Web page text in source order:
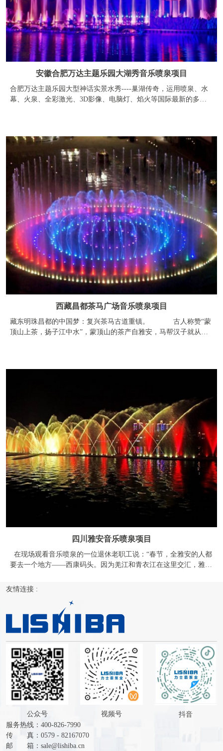
安徽合肥万达主题乐园大湖秀音乐喷泉项目
合肥万达主题乐园大型神话实景水秀----巢湖传奇，运用喷泉、水
幕、火泉、全彩激光、3D影像、电脑灯、焰火等国际最新的多媒
体艺术和技术成果，为游客打造电光流影的世界级视听盛宴。
西藏昌都茶马广场音乐喷泉项目
藏东明珠昌都的中国梦：复兴茶马古道重镇。 古人称赞“蒙
顶山上茶，扬子江中水”，蒙顶山的茶产自雅安，马帮汉子就从这
里出发：过康
四川雅安音乐喷泉项目
在现场观看音乐喷泉的一位退休老职工说：“春节，全雅安的人都
要去一个地方——西康码头。因为羌江和青衣江在这里交汇，雅安
大桥和汉白玉大桥遥相应，更重要的是开阔的水面上有随音乐舞动
的喷泉。每晚七点半，前来观看的人群挤满了码头。音乐让
公众号 视频号
抖音
服务热线：400-826-7990
传 真：0579 - 82167070
邮 箱：sale@lishiba.cn
网 址：www.lishiba.com
地 址：浙江省金华市金东综合工业园潜溪路598号
Copyright © 立式多级离心泵 井用潜水泵
高扬程潜水泵,家用潜水泵
喷泉泵 ,浙江力士霸泵业有限公司 服务热线：400-826-7990